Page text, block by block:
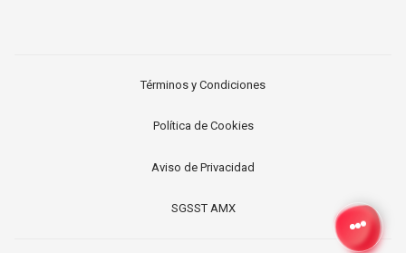
Términos y Condiciones
Política de Cookies
Aviso de Privacidad
SGSST AMX